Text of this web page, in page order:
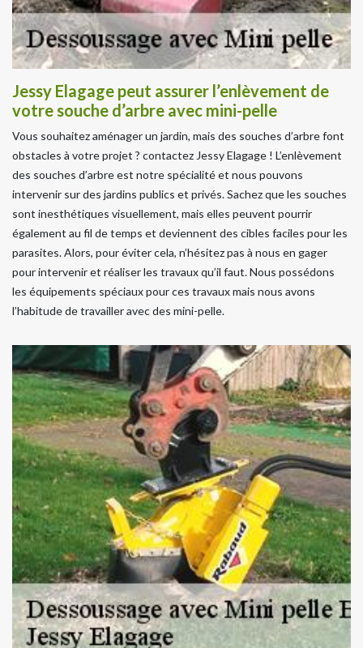
Jessy Elagage peut assurer l’enlèvement de
votre souche d’arbre avec mini-pelle
Vous souhaitez aménager un jardin, mais des souches d’arbre font
obstacles à votre projet ? contactez Jessy Elagage ! L’enlèvement
des souches d’arbre est notre spécialité et nous pouvons
intervenir sur des jardins publics et privés. Sachez que les souches
sont inesthétiques visuellement, mais elles peuvent pourrir
également au fil de temps et deviennent des cibles faciles pour les
parasites. Alors, pour éviter cela, n’hésitez pas à nous en gager
pour intervenir et réaliser les travaux qu’il faut. Nous possédons
les équipements spéciaux pour ces travaux mais nous avons
l’habitude de travailler avec des mini-pelle.